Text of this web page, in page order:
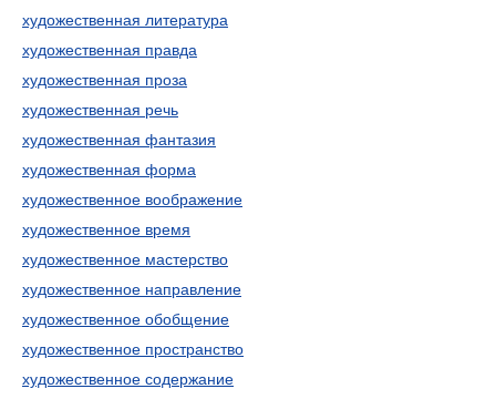
художественная литература
художественная правда
художественная проза
художественная речь
художественная фантазия
художественная форма
художественное воображение
художественное время
художественное мастерство
художественное направление
художественное обобщение
художественное пространство
художественное содержание